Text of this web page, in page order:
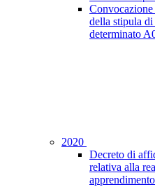
della stipula
determinato
2020
Decreto di
relativa alla